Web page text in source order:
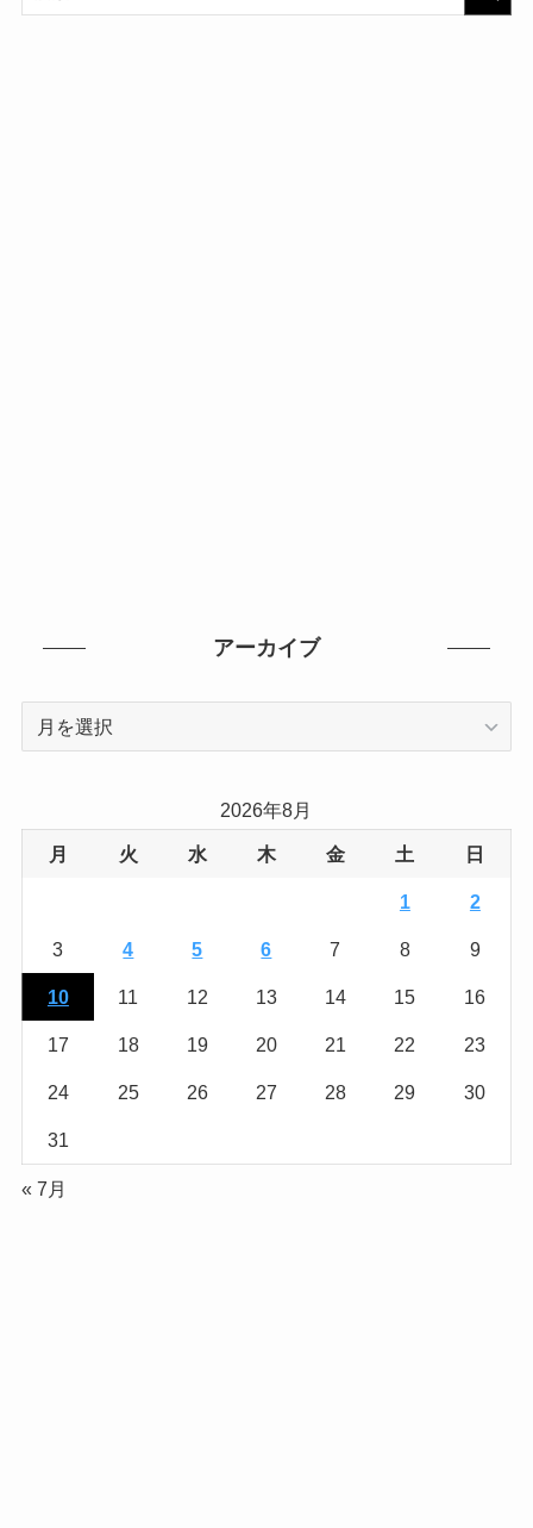
アーカイブ
ブ
2026年8月
月 火 水 木 金 土 日
1 2
3 4 5 6 7 8 9
10 11 12 13 14 15 16
17 18 19 20 21 22 23
24 25 26 27 28 29 30
31
« 7月